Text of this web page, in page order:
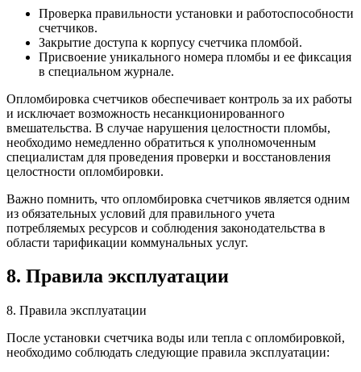
Проверка правильности установки и работоспособности
счетчиков.
Закрытие доступа к корпусу счетчика пломбой.
Присвоение уникального номера пломбы и ее фиксация
в специальном журнале.
Опломбировка счетчиков обеспечивает контроль за их работы
и исключает возможность несанкционированного
вмешательства. В случае нарушения целостности пломбы,
необходимо немедленно обратиться к уполномоченным
специалистам для проведения проверки и восстановления
целостности опломбировки.
Важно помнить, что опломбировка счетчиков является одним
из обязательных условий для правильного учета
потребляемых ресурсов и соблюдения законодательства в
области тарификации коммунальных услуг.
8. Правила эксплуатации
8. Правила эксплуатации
После установки счетчика воды или тепла с опломбировкой,
необходимо соблюдать следующие правила эксплуатации: